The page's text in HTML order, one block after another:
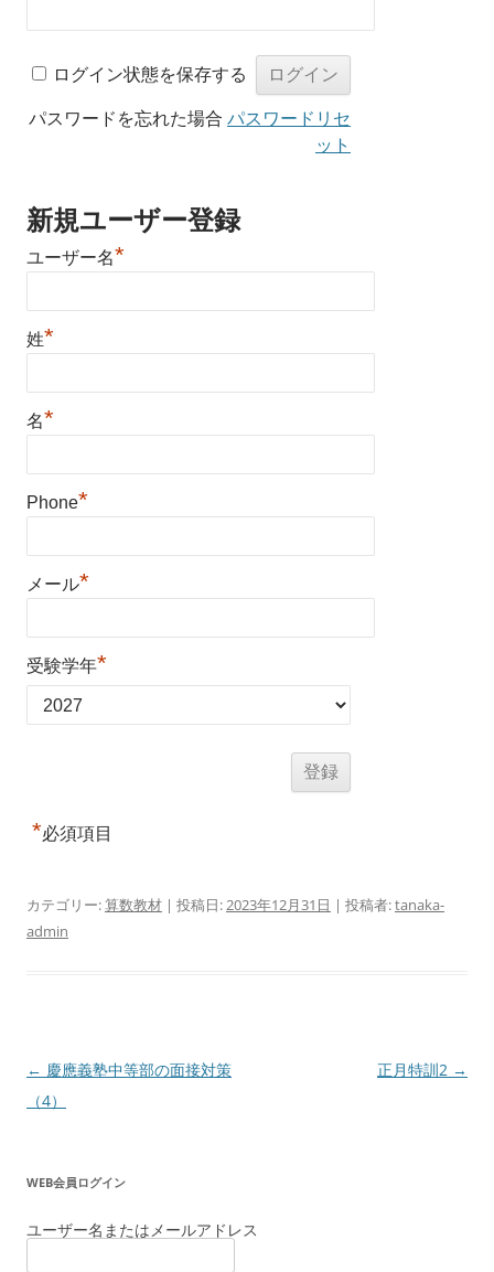
ログイン状態を保存する
パスワードを忘れた場合 パスワードリセ
ット
新規ユーザー登録
ユーザー名*
姓*
名*
Phone*
メール*
受験学年*
*必須項目
カテゴリー:算数教材 | 投稿日:2023年12月31日 | 投稿者:tanaka-
admin
投
稿
ゲ
ー
← 慶應義塾中等部の面接対策
（4）
正月特訓2 →
WEB会員ログイン
ユーザー名またはメールアドレス